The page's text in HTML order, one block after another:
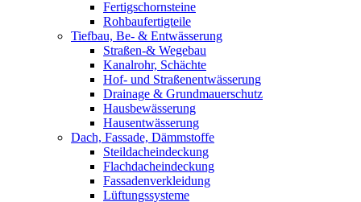
Fertigschornsteine
Rohbaufertigteile
Tiefbau, Be- & Entwässerung
Straßen-& Wegebau
Kanalrohr, Schächte
Hof- und Straßenentwässerung
Drainage & Grundmauerschutz
Hausbewässerung
Hausentwässerung
Dach, Fassade, Dämmstoffe
Steildacheindeckung
Flachdacheindeckung
Fassadenverkleidung
Lüftungssysteme